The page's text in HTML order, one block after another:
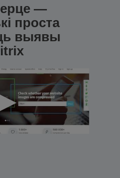
—
проста
выявы